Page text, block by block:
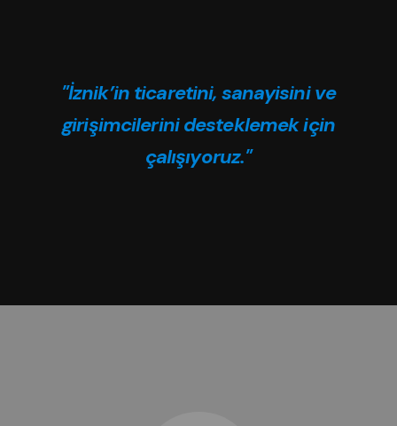
"İznik’in ticaretini, sanayisini ve
girişimcilerini desteklemek için
çalışıyoruz."